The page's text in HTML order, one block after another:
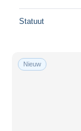
Statuut
Nieuw